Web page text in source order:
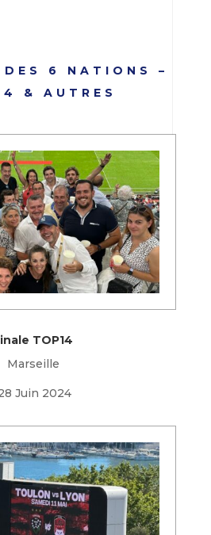
6 NATIONS –
& AUTRES
TOP14
Marseille
Juin 2024